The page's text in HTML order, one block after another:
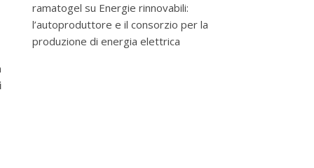
ramatogel su Energie rinnovabili:
l’autoproduttore e il consorzio per la
produzione di energia elettrica